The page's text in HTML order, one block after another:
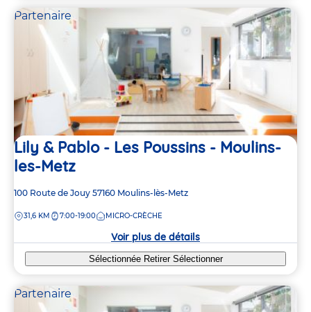
Partenaire
Lily & Pablo - Les Poussins - Moulins-
les-Metz
Adresse
la
100 Route de Jouy 57160 Moulins-lès-Metz
DISTANCE
31,6 KM 7:00-19:00 MICRO-CRÈCHE
Voir plus de détails
Sélectionnée Retirer Sélectionner
Partenaire